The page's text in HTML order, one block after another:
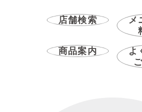
店舗検索
メ
商品案内
よ